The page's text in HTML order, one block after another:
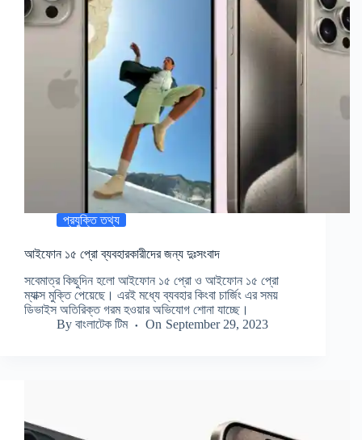
প্রযুক্তি তথ্য
আইফোন ১৫ প্রো ব্যবহারকারীদের জন্য দুঃসংবাদ
সবেমাত্র কিছুদিন হলো আইফোন ১৫ প্রো ও আইফোন ১৫ প্রো
ম্যাক্স মুক্তি পেয়েছে। এরই মধ্যে ব্যবহার কিংবা চার্জিং এর সময়
ডিভাইস অতিরিক্ত গরম হওয়ার অভিযোগ শোনা যাচ্ছে।
By বাংলাটেক টিম On September 29, 2023